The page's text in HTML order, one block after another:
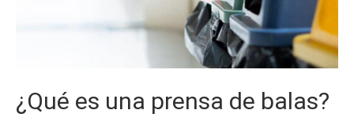
¿Qué es una prensa de balas?